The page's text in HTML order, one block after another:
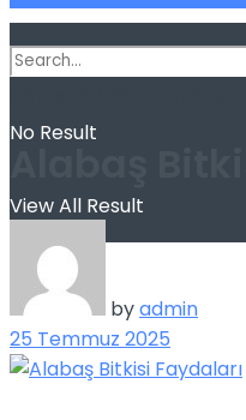
No Result
View All Result
byadmin
25 Temmuz 2025